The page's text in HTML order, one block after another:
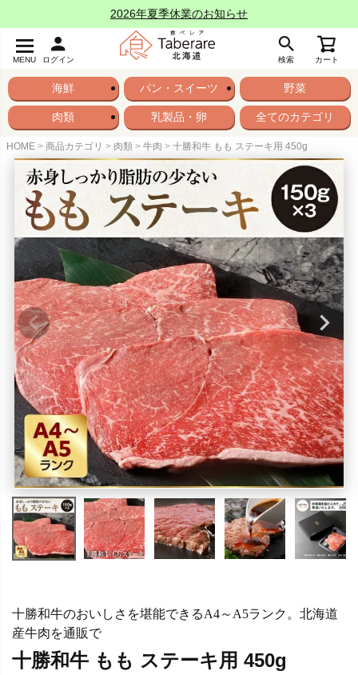
2026年夏季休業のお知らせ
MENU ログイン 検索 カート
海鮮 パン・スイーツ 野菜
肉類 乳製品・卵 全てのカテゴリ
HOME 商品カテゴリ 肉類 牛肉 十勝和牛 もも ステーキ用 450g
十勝和牛のおいしさを堪能できるA4～A5ランク。北海道
産牛肉を通販で
十勝和牛 もも ステーキ用 450g